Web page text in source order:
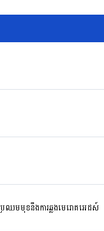
ប្រឈមមុខនឹងការឆ្លងមេរោគអេដស៍